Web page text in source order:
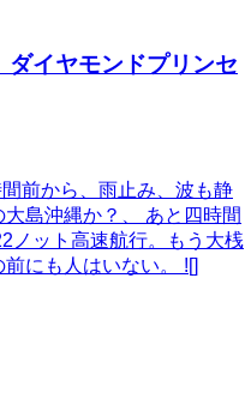
イヤモンドプリンセ
前から、雨止み、波も静
島沖縄か？、 あと四時間
ノット高速航行。もう大桟
にも人はいない。 ![]